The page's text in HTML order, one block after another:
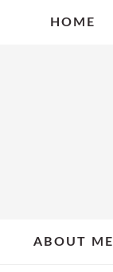
HOME
ABOUT ME